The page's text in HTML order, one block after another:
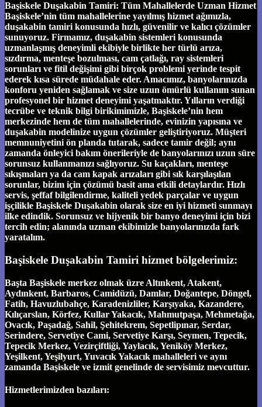
Başiskele Duşakabin Tamiri: Tüm Mahallelerde Uzman Hizmet
Başiskele’nin tüm mahallelerine yayılmış hizmet ağımızla,
duşakabin tamiri konusunda hızlı, güvenilir ve kalıcı çözümler
sunuyoruz. Firmamız, duşakabin sistemleri konusunda
uzmanlaşmış deneyimli ekibiyle birlikte her türlü arıza,
sızdırma, menteşe bozulması, cam çatlağı, ray sistemleri
sorunları ve fitil değişimi gibi birçok problemi yerinde tespit
ederek kısa sürede müdahale eder. Amacımız, banyolarınızda
konforu yeniden sağlamak ve size uzun ömürlü kullanım sunan
profesyonel bir hizmet deneyimi yaşatmaktır. Yılların verdiği
tecrübe ve teknik bilgi birikimimizle, Başiskele’nin hem
merkezinde hem de tüm mahallelerinde, evinizin yapısına ve
duşakabin modelinize uygun çözümler geliştiriyoruz. Müşteri
memnuniyetini ön planda tutarak, sadece tamir değil; aynı
zamanda önleyici bakım önerileriyle de banyolarınızı uzun süre
sorunsuz kullanmanızı sağlıyoruz. Su kaçakları, menteşe
sıkışmaları ya da cam kapak arızaları gibi sık karşılaşılan
sorunlar, bizim için çözümü basit ama etkili detaylardır. Hızlı
servis, şeffaf bilgilendirme, kaliteli yedek parçalar ve uygun
işçilikle Başiskele Duşakabin olarak size en iyi hizmeti sunmayı
ilke edindik. Sorunsuz ve hijyenik bir banyo deneyimi için bizi
tercih edin; alanında uzman ekibimizle banyolarınızda fark
yaratalım.
Başiskele Duşakabin Tamiri hizmet bölgelerimiz:
Başta Başiskele merkez olmak üzre Altınkent, Atakent,
Aydınkent, Barbaros, Camidüzü, Damlar, Doğantepe, Döngel,
Fatih, Havuzlubahçe, Karadenizliler, Karşıyaka, Kazandere,
Kılıçarslan, Körfez, Kullar Yakacık, Mahmutpaşa, Mehmetağa,
Ovacık, Paşadağ, Sahil, Şehitekrem, Sepetlipınar, Serdar,
Serindere, Servetiye Cami, Servetiye Karşı, Seymen, Tepecik,
Tepecik Merkez, Vezirçiftliği, Yaylacık, Yeniköy Merkez,
Yeşilkent, Yeşilyurt, Yuvacık Yakacık mahalleleri ve aynı
zamanda Başiskele ve izmit genelinde de servisimiz mevcuttur.
Hizmetlerimizden bazıları: